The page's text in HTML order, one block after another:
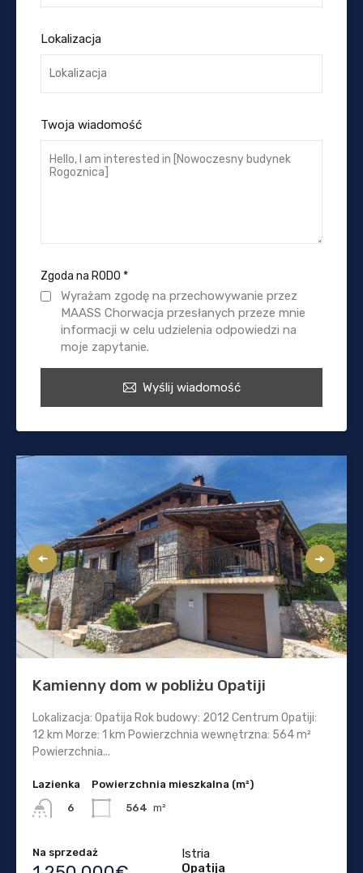
Lokalizacja
Twoja wiadomość
Zgoda na RODO *
Wyrażam zgodę na przechowywanie przez
MAASS Chorwacja przesłanych przeze mnie
informacji w celu udzielenia odpowiedzi na
moje zapytanie.
Wyślij wiadomość
Kamienny dom w pobliżu Opatiji
Lokalizacja: Opatija Rok budowy: 2012 Centrum Opatiji:
12 km Morze: 1 km Powierzchnia wewnętrzna: 564 m²
Powierzchnia...
Lazienka
6
Powierzchnia mieszkalna (m²)
564 m²
Na sprzedaż
Istria
Opatija